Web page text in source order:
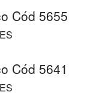
Cód 5655
Cód 5641